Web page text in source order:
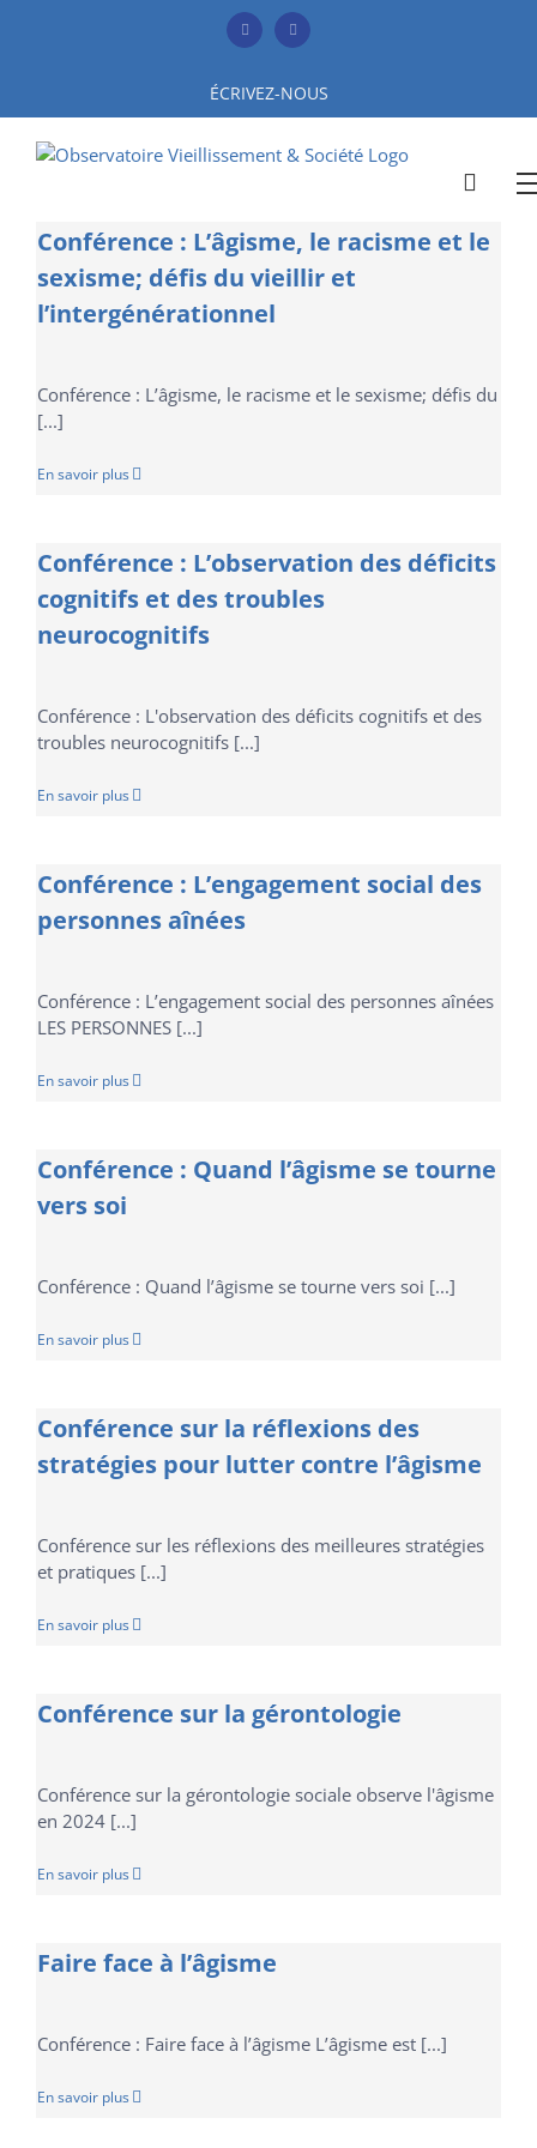
FacebookYouTube
ÉCRIVEZ-NOUS
Conférence : L’âgisme, le racisme et le
sexisme; défis du vieillir et
l’intergénérationnel
Conférence : L’âgisme, le racisme et le sexisme; défis du
[...]
En savoir plus
Conférence : L’observation des déficits
cognitifs et des troubles
neurocognitifs
Conférence : L'observation des déficits cognitifs et des
troubles neurocognitifs [...]
En savoir plus
Conférence : L’engagement social des
personnes aînées
Conférence : L’engagement social des personnes aînées
LES PERSONNES [...]
En savoir plus
Conférence : Quand l’âgisme se tourne
vers soi
Conférence : Quand l’âgisme se tourne vers soi [...]
En savoir plus
Conférence sur la réflexions des
stratégies pour lutter contre l’âgisme
Conférence sur les réflexions des meilleures stratégies
et pratiques [...]
En savoir plus
Conférence sur la gérontologie
Conférence sur la gérontologie sociale observe l'âgisme
en 2024 [...]
En savoir plus
Faire face à l’âgisme
Conférence : Faire face à l’âgisme L’âgisme est [...]
En savoir plus